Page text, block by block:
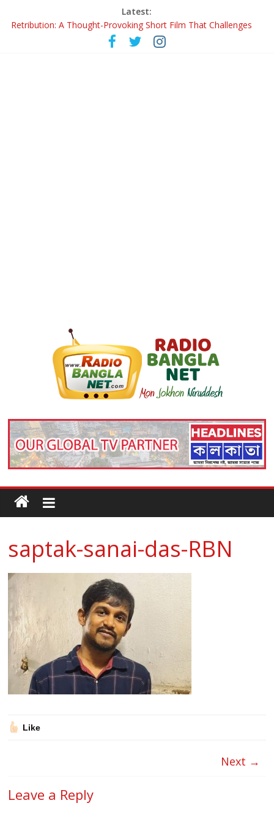
Latest:
Retribution: A Thought-Provoking Short Film That Challenges
Our Understanding of Justice
‘ফুল পিসি ও এডওয়ার্ড’-এর ‘চলে যেও না’ গানে কলকাতা পেল নতুন সুরের তারকা অনস্মিতা ঘোষ
saptak-sanai-das-RBN
Like
Next →
Leave a Reply